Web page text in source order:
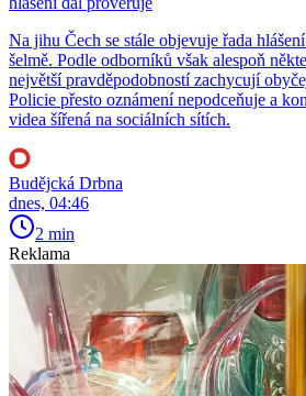
Na jihu Čech se stále objevuje řada
šelmě. Podle odborníků však alespoň
největší pravděpodobností zachycují
Policie přesto oznámení nepodceňuje a
videa šířená na sociálních sítích.
Budějcká Drbna
dnes, 04:46
2 min
Reklama